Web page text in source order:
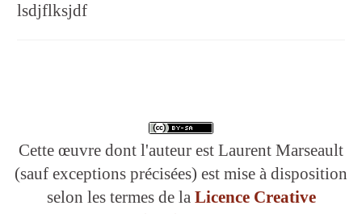
lsdjflksjdf
Cette œuvre dont l'auteur est Laurent Marseault
(sauf exceptions précisées) est mise à disposition
selon les termes de la Licence Creative